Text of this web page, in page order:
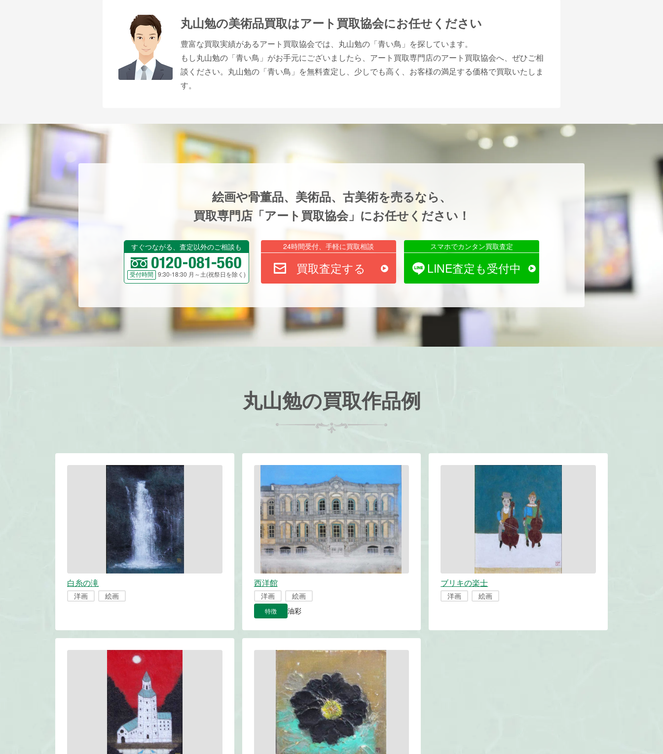
丸山勉の美術品買取はアート買取協会にお任せください
豊富な買取実績があるアート買取協会では、丸山勉の「青い鳥」を探しています。
もし丸山勉の「青い鳥」がお手元にございましたら、アート買取専門店のアート買取協会へ、ぜひご相
談ください。丸山勉の「青い鳥」を無料査定し、少しでも高く、お客様の満足する価格で買取いたしま
す。
絵画や骨董品、美術品、古美術を売るなら、
買取専門店「アート買取協会」にお任せください！
すぐつながる、査定以外のご相談も
受付時間 9:30-18:30 月～土(祝祭日を除く)
24時間受付、手軽に買取相談
買取査定する
スマホでカンタン買取査定
LINE査定も受付中
丸山勉の買取作品例
白糸の滝
洋画 絵画
西洋館
洋画 絵画
特徴 油彩
ブリキの楽士
洋画 絵画